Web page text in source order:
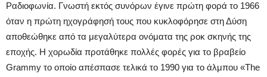
Ραδιοφωνία. Γνωστή εκτός συνόρων έγινε πρώτη φορά το 1966
όταν η πρώτη ηχογράφησή τους που κυκλοφόρησε στη Δύση
αποθεώθηκε από τα μεγαλύτερα ονόματα της ροκ σκηνής της
εποχής. Η χορωδία προτάθηκε πολλές φορές για το βραβείο
Grammy το οποίο απέσπασε τελικά το 1990 για το άλμπου «The